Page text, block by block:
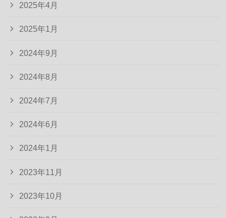
2025年4月
2025年1月
2024年9月
2024年8月
2024年7月
2024年6月
2024年1月
2023年11月
2023年10月